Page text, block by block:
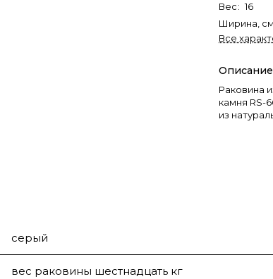
Вес: 16
Ширина, см.
Все
Описание
Раковина
камня RS-
из
серый
вес раковины шестнадцать кг